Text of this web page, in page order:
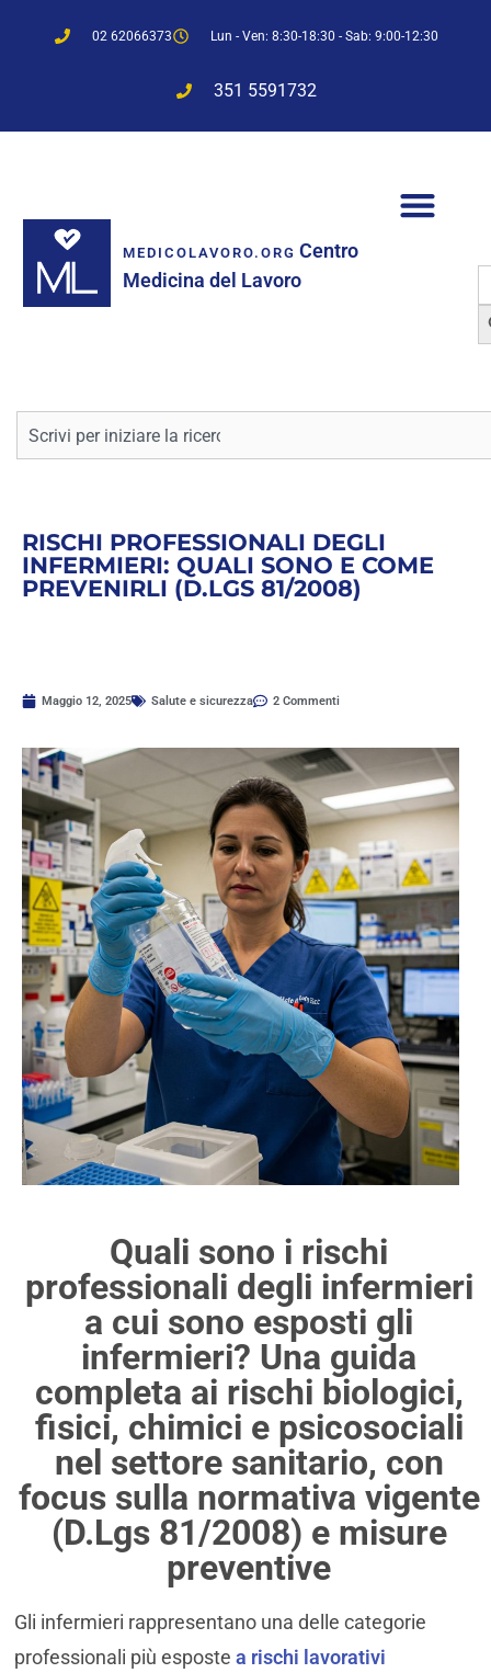
02 62066373 Lun - Ven: 8:30-18:30 - Sab: 9:00-12:30
351 5591732
MEDICOLAVORO.ORG Centro
Medicina del Lavoro
Cerca
RISCHI PROFESSIONALI DEGLI
INFERMIERI: QUALI SONO E COME
PREVENIRLI (D.LGS 81/2008)
Maggio 12, 2025 Salute e sicurezza 2 Commenti
Quali sono i rischi
professionali degli infermieri
a cui sono esposti gli
infermieri? Una guida
completa ai rischi biologici,
fisici, chimici e psicosociali
nel settore sanitario, con
focus sulla normativa vigente
(D.Lgs 81/2008) e misure
preventive
Gli infermieri rappresentano una delle categorie
professionali più esposte a rischi lavorativi